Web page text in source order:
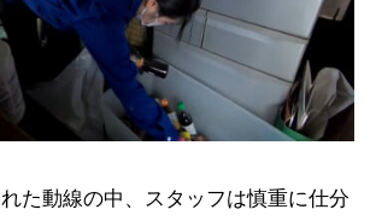
た動線の中、スタッフは慎重に仕分